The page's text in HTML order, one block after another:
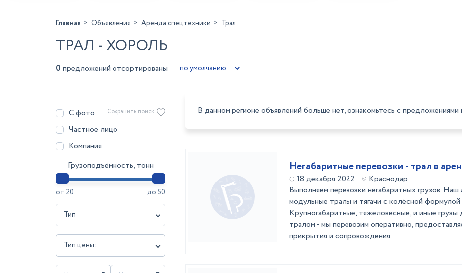
Главная Объявления Аренда спецтехники Трал
ТРАЛ - ХОРОЛЬ
0 предложений отсортированы
С фото
Частное лицо
Компания
Грузоподъёмность, тонн
от 20 до 50
Тип
Тип цены:
Сохранить поиск В данном регионе объявлений больше нет, ознакомьтесь с предложениями
Негабаритные перевозки - трал в
18 декабря 2022
Краснодар
Выполняем перевозки негабаритных грузов. Наш
модульные тралы и тягачи с колёсной
Крупногабаритные, тяжеловесные, и иные грузы
тралом - мы перевозим оперативно,
прикрытия и сопровождения.